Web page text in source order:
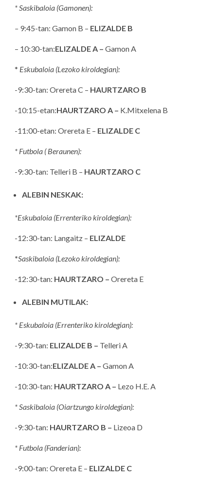
* Saskibaloia (Gamonen):
– 9:45-tan: Gamon B – ELIZALDE B
– 10:30-tan:ELIZALDE A – Gamon A
* Eskubaloia (Lezoko kiroldegian):
-9:30-tan: Orereta C – HAURTZARO B
-10:15-etan:HAURTZARO A – K.Mitxelena B
-11:00-etan: Orereta E – ELIZALDE C
* Futbola ( Beraunen):
-9:30-tan: Telleri B – HAURTZARO C
ALEBIN NESKAK:
*Eskubaloia (Errenteriko kiroldegian):
-12:30-tan: Langaitz – ELIZALDE
*Saskibaloia (Lezoko kiroldegian):
-12:30-tan: HAURTZARO – Orereta E
ALEBIN MUTILAK:
* Eskubaloia (Errenteriko kiroldegian):
-9:30-tan: ELIZALDE B – Telleri A
-10:30-tan:ELIZALDE A – Gamon A
-10:30-tan: HAURTZARO A – Lezo H.E. A
* Saskibaloia (Oiartzungo kiroldegian):
-9:30-tan: HAURTZARO B – Lizeoa D
* Futbola (Fanderian):
-9:00-tan: Orereta E – ELIZALDE C